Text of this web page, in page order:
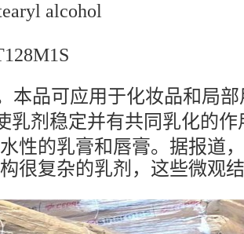
alcohol
本品可应用于化妆品和局部
乳剂稳定并有共同乳化的
性的乳膏和唇膏。据报道
很复杂的乳剂，这些微观